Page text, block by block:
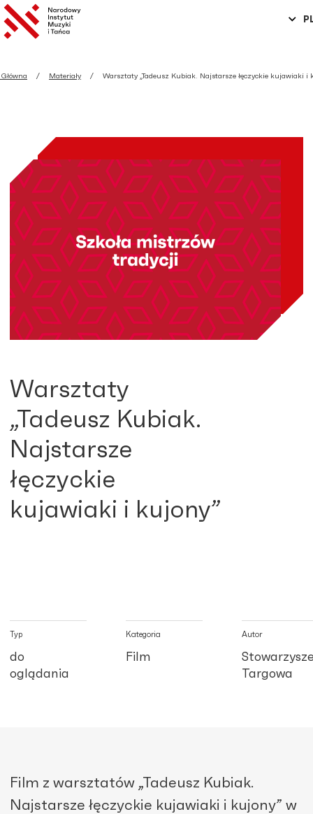
Materiały Warsztaty „Tadeusz Kubiak. Najstarsze łęczyckie kujawiaki i
Warsztaty
„Tadeusz Kubiak.
Najstarsze
łęczyckie
kujawiaki i kujony”
Typ
do
oglądania
Kategoria
Film
Autor
Targowa
Film z warsztatów „Tadeusz Kubiak.
Najstarsze łęczyckie kujawiaki i kujony” w